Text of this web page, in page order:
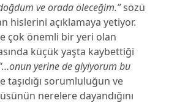
ve orada öleceğim.”sözü
hislerini açıklamaya yetiyor.
çok önemli bir yeri olan
küçük yaşta kaybettiği
yerine de giyiyorum bu
taşıdığı sorumluluğun ve
nerelere dayandığını